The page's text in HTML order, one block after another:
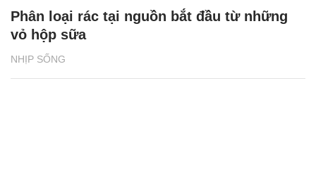
NHỊP SỐNG
Phân loại rác tại nguồn bắt đầu từ những
vỏ hộp sữa